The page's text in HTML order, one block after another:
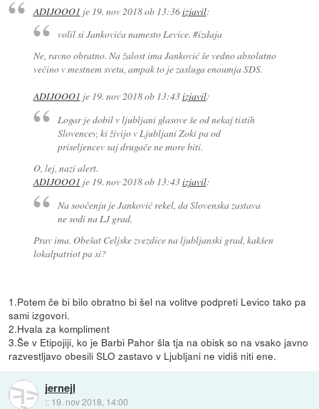
ADIJOOO1 je 19. nov 2018 ob 13:36izjavil:
volil si Jankovića namesto Levice. #izdaja
Ne, ravno obratno. Na žalost ima Janković še vedno absolutno
večino v mestnem svetu, ampak to je zasluga enoumja SDS.
ADIJOOO1 je 19. nov 2018 ob 13:43izjavil:
Logar je dobil v ljubljani glasove še od nekaj tistih
Slovencev, ki živijo v Ljubljani Zoki pa od
priseljencev saj drugače ne more biti.
O, lej, nazi alert.
ADIJOOO1 je 19. nov 2018 ob 13:43izjavil:
Na soočenju je Janković rekel, da Slovenska zastava
ne sodi na LJ grad.
Prav ima. Obešat Celjske zvezdice na ljubljanski grad, kakšen
lokalpatriot pa si?
1.Potem če bi bilo obratno bi šel na volitve podpreti Levico tako pa
sami izgovori.
2.Hvala za kompliment
3.Še v Etipojiji, ko je Barbi Pahor šla tja na obisk so na vsako javno
razvestljavo obesili SLO zastavo v Ljubljani ne vidiš niti ene.
jernejl
:: 19. nov 2018, 14:00